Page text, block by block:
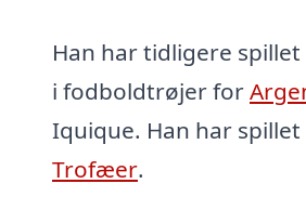
Han har tidligere
i fodboldtrøjer for
Iquique. Han har
Trofæer.